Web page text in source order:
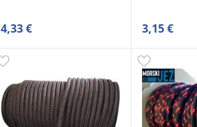
4,33 € 3,15 €